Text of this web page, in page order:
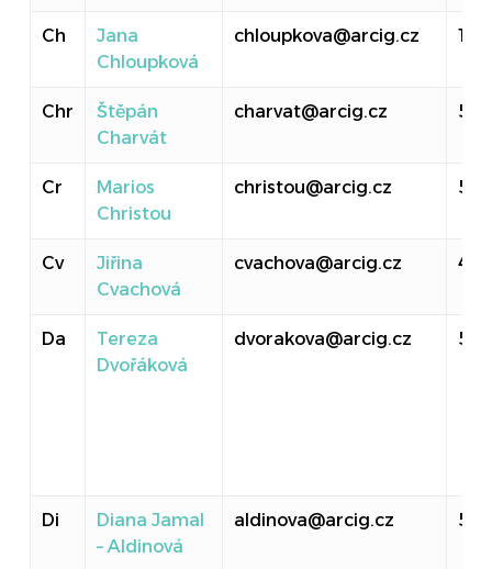
Ch
Jana
Chloupková
chloupkova@arcig.cz 107
Chr
Štěpán
Charvát
charvat@arcig.cz 524
Cr
Marios
Christou
christou@arcig.cz 501
Cv
Jiřina
Cvachová
cvachova@arcig.cz
Da
Tereza
Dvořáková
dvorakova@arcig.cz
Di
Diana Jamal
– Aldinová
aldinova@arcig.cz